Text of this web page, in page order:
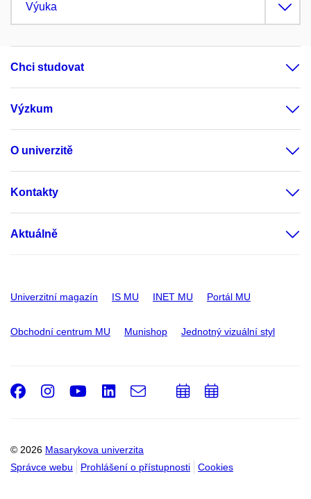
Výuka
Chci studovat
Výzkum
O univerzitě
Kontakty
Aktuálně
Univerzitní magazín IS MU INET MU Portál MU
Obchodní centrum MU Munishop Jednotný vizuální styl
© 2026 Masarykova univerzita
Správce webu
Prohlášení o přístupnosti Cookies
Facebook
Instagram
Youtube
LinkedIn
e-
PřidatPřidat